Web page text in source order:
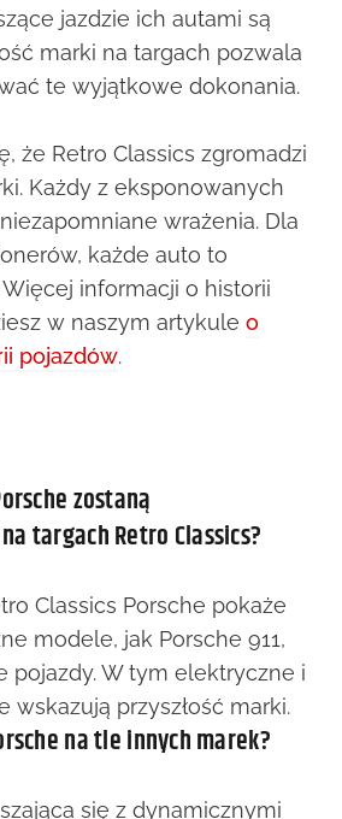
jazdzie ich autami są
marki na targach pozwala
te wyjątkowe dokonania.
że Retro Classics zgromadzi
Każdy z eksponowanych
wrażenia. Dla
każde auto to
informacji o historii
w naszym artykule o
pojazdów.
zostaną
targach Retro Classics?
Classics Porsche pokaże
modele, jak Porsche 911,
pojazdy. W tym elektryczne i
wskazują przyszłość marki.
na tle innych marek?
się z dynamicznymi